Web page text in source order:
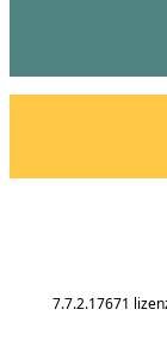
7.7.2.17671